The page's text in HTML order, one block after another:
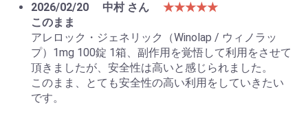
2026/02/20 中村 さん
★★★★★
このまま
アレロック・ジェネリック（Winolap / ウィノラッ
プ）1mg 100錠 1箱、副作用を覚悟して利用をさせて
頂きましたが、安全性は高いと感じられました。
このまま、とても安全性の高い利用をしていきたい
です。